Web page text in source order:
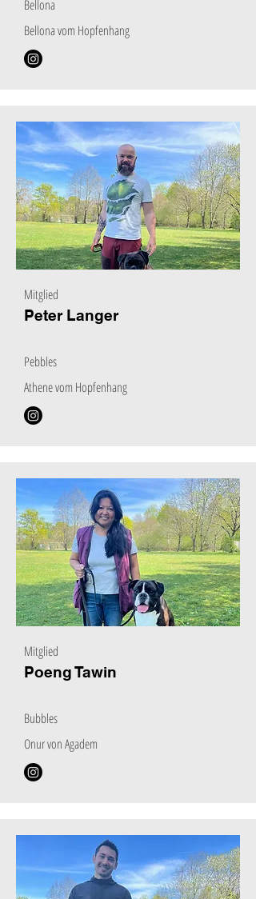
Bellona
Bellona vom Hopfenhang
Mitglied
Peter Langer
Pebbles
Athene vom Hopfenhang
Mitglied
Poeng Tawin
Bubbles
Onur von Agadem